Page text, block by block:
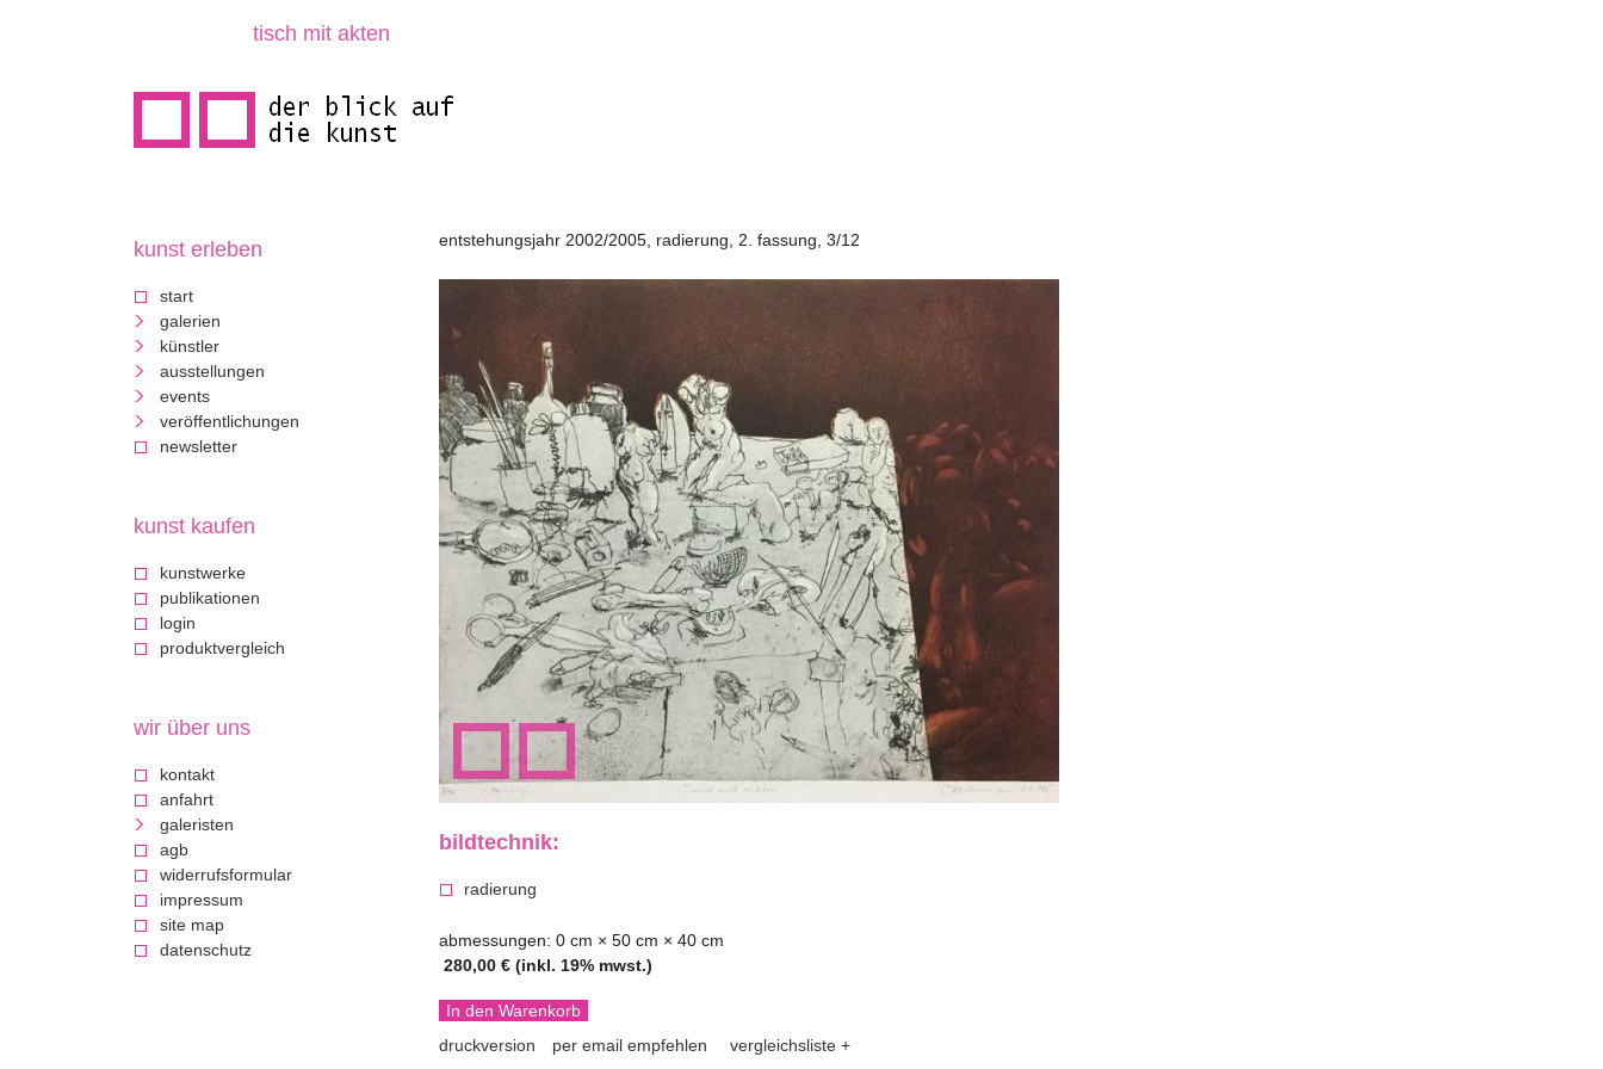
tisch mit akten
d
e
r
b
i
c
k
u
f
d
i
e
entstehungsjahr 2002/2005, radierung, 2. fassung, 3/12
bildtechnik:
radierung
abmessungen: 0 cm × 50 cm × 40 cm
280,00 €(inkl. 19% mwst.)
druckversion per email empfehlen vergleichsliste +
kunst erleben
start
galerien
künstler
ausstellungen
events
veröffentlichungen
newsletter
kunst kaufen
kunstwerke
publikationen
login
produktvergleich
wir über uns
kontakt
anfahrt
galeristen
agb
widerrufsformular
impressum
site map
datenschutz